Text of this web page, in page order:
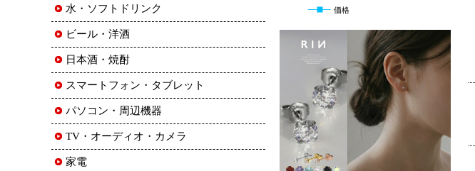
価格
水・ソフトドリンク
ビール・洋酒
日本酒・焼酎
スマートフォン・タブレット
パソコン・周辺機器
TV・オーディオ・カメラ
家電